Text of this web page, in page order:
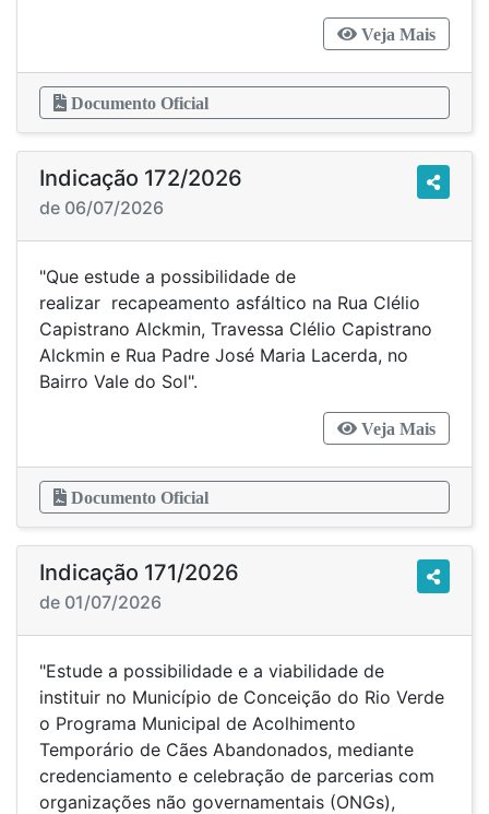
Veja Mais
Documento Oficial
Indicação 172/2026
de 06/07/2026
"Que estude a possibilidade de
realizar recapeamento asfáltico na Rua Clélio
Capistrano Alckmin, Travessa Clélio Capistrano
Alckmin e Rua Padre José Maria Lacerda, no
Bairro Vale do Sol".
Veja Mais
Documento Oficial
Indicação 171/2026
de 01/07/2026
"Estude a possibilidade e a viabilidade de
instituir no Município de Conceição do Rio Verde
o Programa Municipal de Acolhimento
Temporário de Cães Abandonados, mediante
credenciamento e celebração de parcerias com
organizações não governamentais (ONGs),